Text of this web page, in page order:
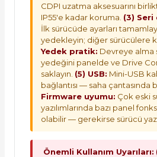
CDPI uzatma aksesuarını
IP55'e kadar koruma. (3) Seri
İlk sürücüde ayarları
yedekleyin; diğer sürücülere
Yedek pratik: Devreye alma
yedeğini panelde ve Drive
saklayın. (5) USB: Mini-USB
bağlantısı — saha çantasında
Firmware uyumu: Çok eski
yazılımlarında bazı panel
olabilir — gerekirse sürücü
Önemli Kullanım Uyarıları: